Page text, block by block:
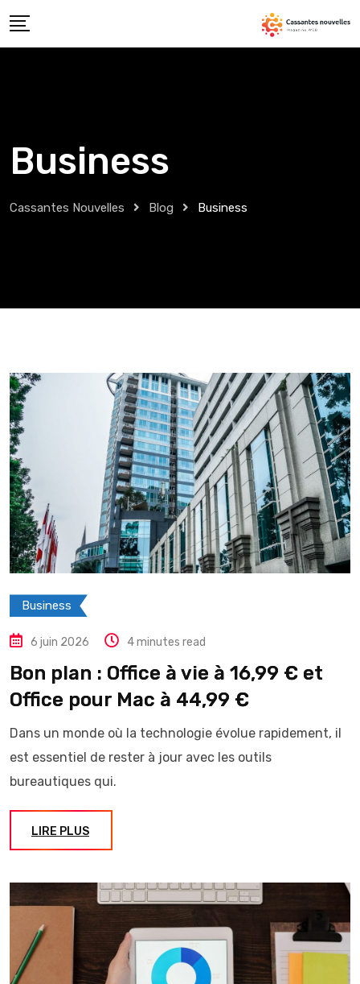
to
Business
Cassantes Nouvelles Blog Business
Business
6 juin 2026 4 minutes read
Bon plan : Office à vie à 16,99 € et
Office pour Mac à 44,99 €
Dans un monde où la technologie évolue rapidement, il
est essentiel de rester à jour avec les outils
bureautiques qui.
LIRE PLUS